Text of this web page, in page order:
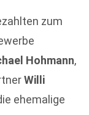
zum
Hohmann,
Willi
ehemalige